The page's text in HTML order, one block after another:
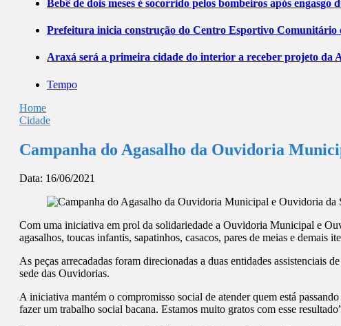
Bebê de dois meses é socorrido pelos bombeiros após
Prefeitura inicia construção do Centro Esportivo Comunitário
Araxá será a primeira cidade do interior a receber projeto da
Tempo
Home
Cidade
Campanha do Agasalho da Ouvidoria
Data: 16/06/2021
Com uma iniciativa em prol da solidariedade a Ouvidoria Municipal e
agasalhos, toucas infantis, sapatinhos, casacos, pares de meias e demais
As peças arrecadadas foram direcionadas a duas entidades assistenciais
sede das Ouvidorias.
A iniciativa mantém o compromisso social de atender quem está
fazer um trabalho social bacana. Estamos muito gratos com esse